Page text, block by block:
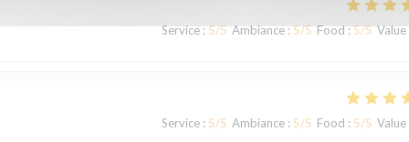
Service : 5/5 Ambiance : 5/5 Food : 5/5 Value
Service : 5/5 Ambiance : 5/5 Food : 5/5 Value